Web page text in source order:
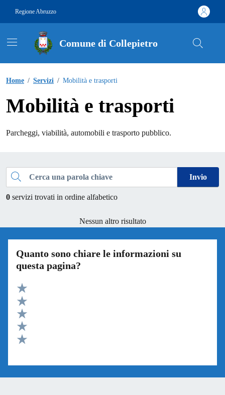
Regione Abruzzo
Comune di Collepietro
Home / Servizi / Mobilità e trasporti
Mobilità e trasporti
Parcheggi, viabilità, automobili e trasporto pubblico.
Cerca una parola chiave Invio
0 servizi trovati in ordine alfabetico
Nessun altro risultato
Quanto sono chiare le informazioni su
questa pagina?
Valuta 5 stelle su 5
Valuta 4 stelle su 5
Valuta 3 stelle su 5
Valuta 2 stelle su 5